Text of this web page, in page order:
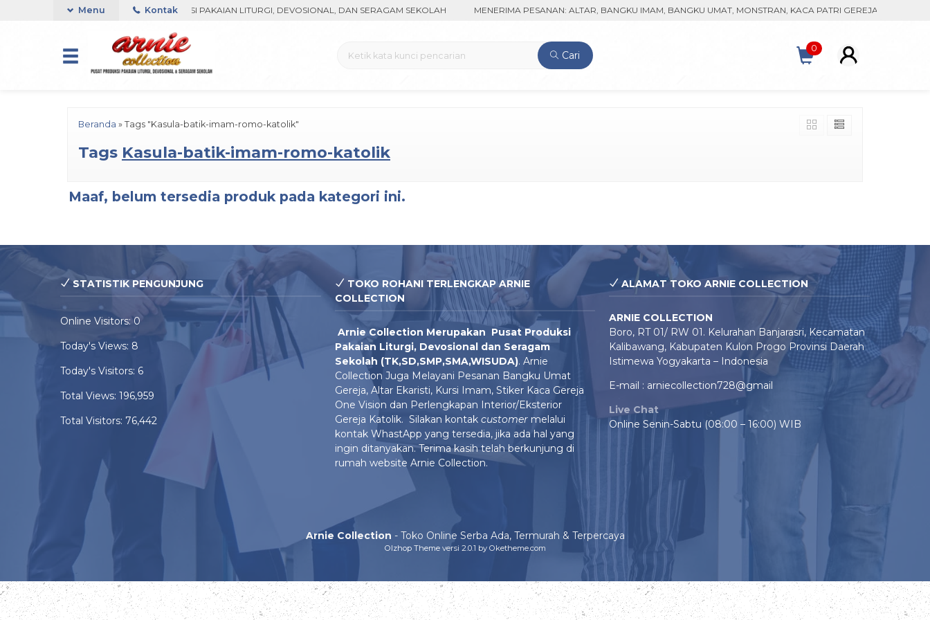
YOGYAKARTA PUSAT PRODUKSI PAKAIAN LITURGI, DEVOSIONAL, DAN SERAGAM SEKOLAH MENERIMA PESANAN: ALTAR, BANGKU IMAM, BANGKU UMAT, MONSTRAN, KACA PATRI GEREJA, KASULA
Menu Kontak
Cari
0
Beranda » Tags "Kasula-batik-imam-romo-katolik"
Tags Kasula-batik-imam-romo-katolik
Maaf, belum tersedia produk pada kategori ini.
STATISTIK PENGUNJUNG
Online Visitors:0
Today's Views: 8
Today's Visitors: 6
Total Views: 196,959
Total Visitors: 76,442
TOKO ROHANI TERLENGKAP ARNIE
COLLECTION
Arnie Collection Merupakan Pusat Produksi
Pakaian Liturgi, Devosional dan Seragam
Sekolah (TK,SD,SMP,SMA,WISUDA). Arnie
Collection Juga Melayani Pesanan Bangku Umat
Gereja, Altar Ekaristi, Kursi Imam, Stiker Kaca Gereja
One Vision dan Perlengkapan Interior/Eksterior
Gereja Katolik. Silakan kontak customermelalui
kontak WhastApp yang tersedia, jika ada hal yang
ingin ditanyakan. Terima kasih telah berkunjung di
rumah website Arnie Collection.
ALAMAT TOKO ARNIE COLLECTION
ARNIE COLLECTION
Boro, RT 01/ RW 01. Kelurahan Banjarasri, Kecamatan
Kalibawang, Kabupaten Kulon Progo Provinsi Daerah
Istimewa Yogyakarta – Indonesia
E-mail : arniecollection728@gmail
Live Chat
Online Senin-Sabtu (08:00 – 16:00) WIB
Arnie Collection - Toko Online Serba Ada, Termurah & Terpercaya
Olzhop Themeversi 2.0.1 by Oketheme.com